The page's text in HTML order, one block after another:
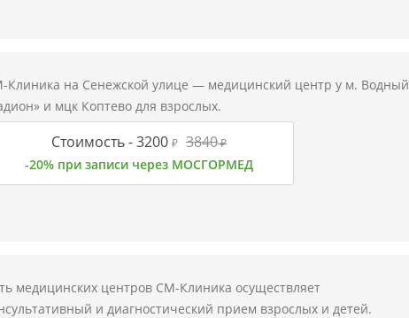
Клиника на Сенежской улице — медицинский центр у м. Водный
и мцк Коптево для взрослых.
Стоимость -3200 ₽ 3840₽
-20% при записи через МОСГОРМЕД
медицинских центров СМ-Клиника осуществляет
и диагностический прием взрослых и детей.